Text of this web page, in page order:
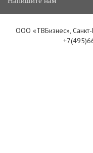
ООО «ТВБизнес»,